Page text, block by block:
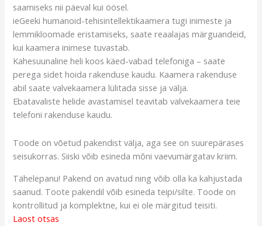
saamiseks nii päeval kui öösel.
ieGeeki humanoid-tehisintellektikaamera tugi inimeste ja
lemmikloomade eristamiseks, saate reaalajas märguandeid,
kui kaamera inimese tuvastab.
Kahesuunaline heli koos käed-vabad telefoniga – saate
perega sidet hoida rakenduse kaudu. Kaamera rakenduse
abil saate valvekaamera lülitada sisse ja välja.
Ebatavaliste helide avastamisel teavitab valvekaamera teie
telefoni rakenduse kaudu.
Toode on võetud pakendist välja, aga see on suurepärases
seisukorras. Siiski võib esineda mõni vaevumärgatav kriim.
Tähelepanu! Pakend on avatud ning võib olla ka kahjustada
saanud. Toote pakendil võib esineda teipi/silte. Toode on
kontrollitud ja komplektne, kui ei ole märgitud teisiti.
Laost otsas